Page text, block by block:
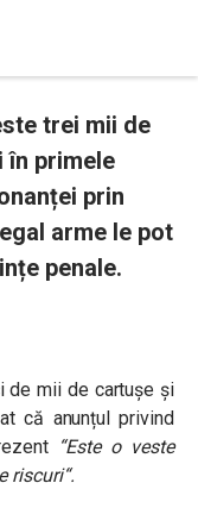
trei mii de
în primele
prin
arme le pot
penale.
de mii de cartușe și
că anunțul privind
“Este o veste
riscuri“.